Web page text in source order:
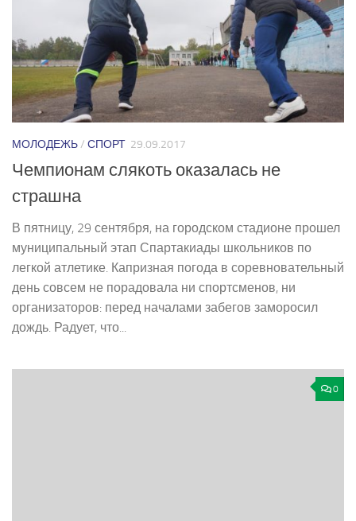
МОЛОДЕЖЬ/ СПОРТ 29.09.2017
Чемпионам слякоть оказалась не
страшна
В пятницу, 29 сентября, на городском стадионе прошел
муниципальный этап Спартакиады школьников по
легкой атлетике. Капризная погода в соревновательный
день совсем не порадовала ни спортсменов, ни
организаторов: перед началами забегов заморосил
дождь. Радует, что...
0